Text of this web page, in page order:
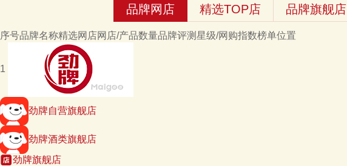
品牌网店 精选TOP店 品牌旗舰店
序号品牌名称精选网店网店/产品数量品牌评测星级/网购指数榜单位置
1
劲牌自营旗舰店
劲牌酒类旗舰店
劲牌旗舰店